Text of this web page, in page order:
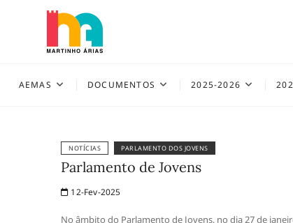
AEMAS DOCUMENTOS 2025-2026
NOTÍCIAS PARLAMENTO DOS JOVENS
Parlamento de Jovens
12-Fev-2025
No âmbito do Parlamento de Jovens, no dia 27 de